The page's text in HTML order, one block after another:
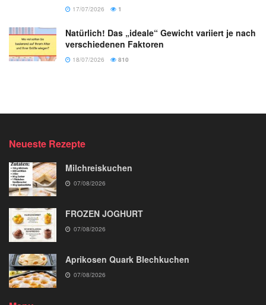
17/07/2026 1
Natürlich! Das „ideale“ Gewicht variiert je nach
verschiedenen Faktoren
18/07/2026 810
Neueste Rezepte
Milchreiskuchen
07/08/2026
FROZEN JOGHURT
07/08/2026
Aprikosen Quark Blechkuchen
07/08/2026